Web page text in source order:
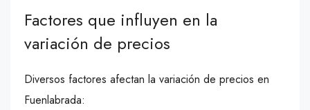
Factores que influyen en la
variación de precios
Diversos factores afectan la variación de precios en
Fuenlabrada: